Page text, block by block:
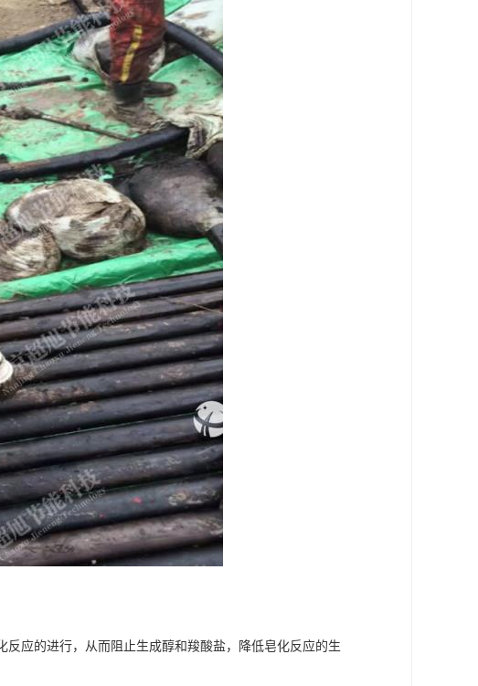
应的进行，从而阻止生成醇和羧酸盐，降低皂化反应的生